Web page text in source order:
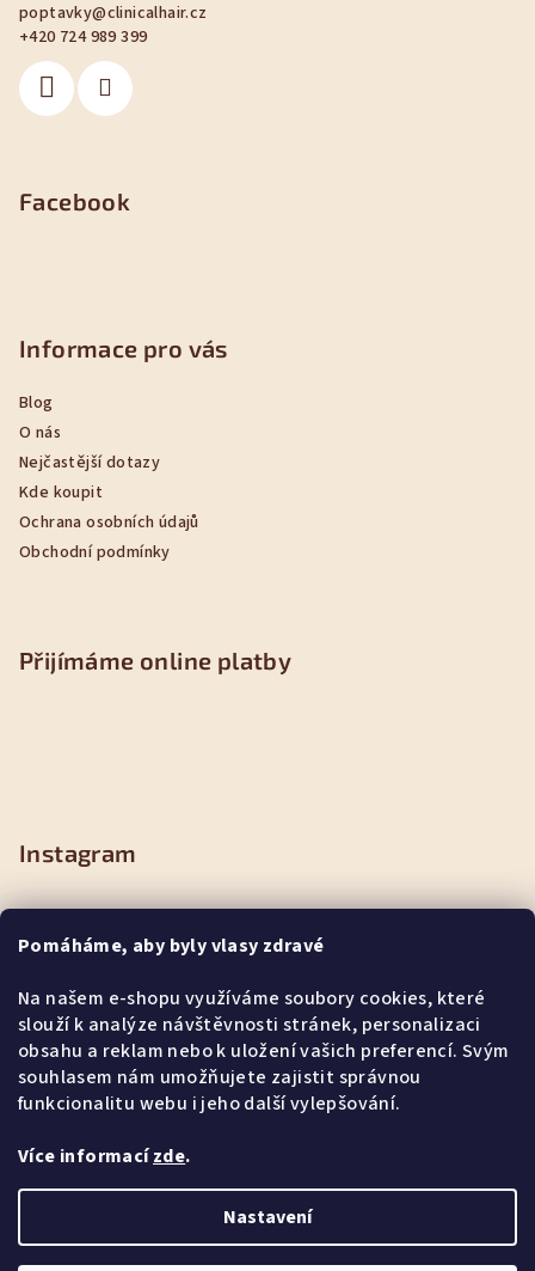
Pomáháme, aby byly vlasy zdravé
Na našem e-shopu využíváme soubory cookies, které
slouží k analýze návštěvnosti stránek, personalizaci
obsahu a reklam nebo k uložení vašich preferencí. Svým
souhlasem nám umožňujete zajistit správnou
funkcionalitu webu i jeho další vylepšování.
Více informacízde.
Nastavení
poptavky@clinicalhair.cz
+420 724 989 399
Facebook
Informace pro vás
Blog
O nás
Nejčastější dotazy
Kde koupit
Ochrana osobních údajů
Obchodní podmínky
Přijímáme online platby
Instagram
Sledovat na Instagramu